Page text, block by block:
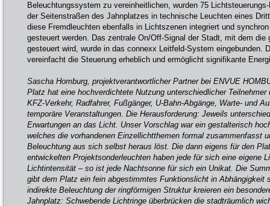
Beleuchtungssystem zu vereinheitlichen, wurden 75
der Seitenstraßen des Jahnplatzes in technische Leuchten eines
diese Fremdleuchten ebenfalls in Lichtszenen integriert und
gesteuert werden. Das zentrale On/Off-Signal der Stadt, mit dem die
gesteuert wird, wurde in das connexx Leitfeld-System eingebunden.
vereinfacht die Steuerung erheblich und ermöglicht signifikante
Sascha Homburg, projektverantwortlicher Partner bei ENVUE
Platz hat eine hochverdichtete Nutzung unterschiedlicher
KFZ-Verkehr, Radfahrer, Fußgänger, U-Bahn-Abgänge, Warte- und
temporäre Veranstaltungen. Die Herausforderung: Jeweils
Erwartungen an das Licht. Unser Vorschlag war ein gestalterisch
welches die vorhandenen Einzellichtthemen formal zusammenfasst
Beleuchtung aus sich selbst heraus löst. Die dann eigens für den
entwickelten Projektsonderleuchten haben jede für sich eine eigene
Lichtintensität – so ist jede Nachtsonne für sich ein Unikat. Die
gibt dem Platz ein fein abgestimmtes Funktionslicht in Abhängigkeit
indirekte Beleuchtung der ringförmigen Struktur kreieren ein
Jahnplatz: Schwebende Lichtringe überbrücken die stadträumlich